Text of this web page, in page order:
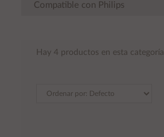
Compatible con Philips
Hay 4 productos en esta categoría